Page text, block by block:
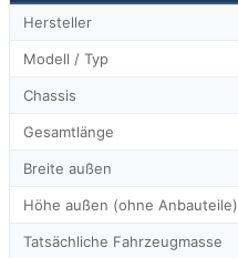
Hersteller
Modell / Typ
Chassis
Gesamtlänge
Breite außen
Höhe außen (ohne Anbauteile)
Tatsächliche Fahrzeugmasse